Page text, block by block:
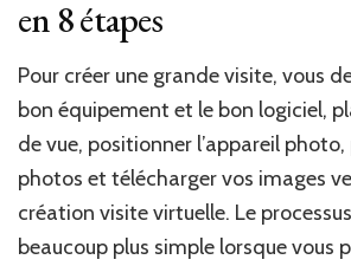
en 8 étapes
Pour créer une grande visite, vous
bon équipement et le bon logiciel,
de vue, positionner l’appareil
photos et télécharger vos images
création visite virtuelle. Le
beaucoup plus simple lorsque vous